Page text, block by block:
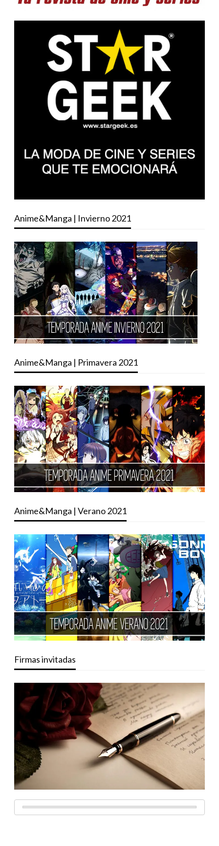
Anime&Manga | Invierno 2021
Anime&Manga | Primavera 2021
Anime&Manga | Verano 2021
Firmas invitadas